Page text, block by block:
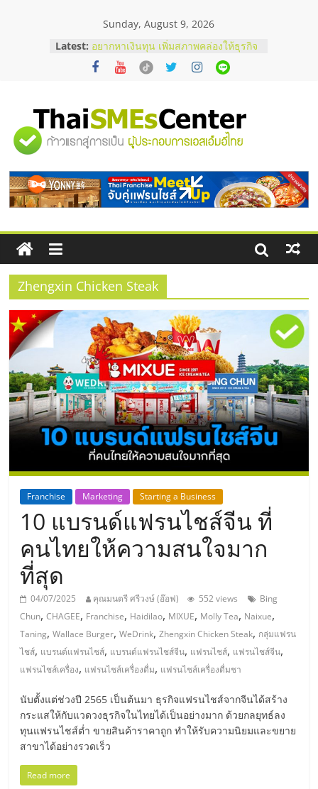
Sunday, August 9, 2026
Latest: บริษัท Cybersecurity ในไทยที่ไหนดี?
วิธีเลือกผู้ให้บริการให้คุ้มค่าและตอบ
โจทย์ธุรกิจ
สัมมนาออนไลน์ โอกาสบริหารสถานี
บริการน้ำมัน Shell
สัมมนาลงทุน แฟรนไชส์ยอนนี่
ไชส์ ครั้งที่ 8
ร้านเครื่องเสียงคุณภาพสูง พร้อม
โซลูชันระบบภาพและเสียง
"ศูนย์
รวม
ข้อมูล
ธุรกิจ
SME
แห่ง
ประเทศไทย,
ThaiSMEsCenter,
รวม
ธุรกิจ
เอ
ส
เอ็
มอี
ไทย,
SMEs,
แฟ
Zhengxin Chicken Steak
Franchise Marketing Starting a Business
10 แบรนด์แฟรนไชส์จีน ที่
คนไทยให้ความสนใจมาก
ที่สุด
04/07/2025 คุณมนตรี ศรีวงษ์ (อ๊อฟ) 552 views
Bing
Chun,CHAGEE, Franchise, Haidilao, MIXUE, Molly Tea, Naixue,
Taning,Wallace Burger,WeDrink,Zhengxin Chicken Steak, กลุ่มแฟรน
ไชส์, แบรนด์แฟรนไชส์, แบรนด์แฟรนไชส์จีน, แฟรนไชส์, แฟรนไชส์จีน,
แฟรนไชส์เครื่อง, แฟรนไชส์เครื่องดื่ม, แฟรนไชส์เครื่องดื่มชา
นับตั้งแต่ช่วงปี 2565 เป็นต้นมา ธุรกิจแฟรนไชส์จากจีนได้สร้าง
กระแสให้กับแวดวงธุรกิจในไทยได้เป็นอย่างมาก ด้วยกลยุทธ์ลง
ทุนแฟรนไชส์ต่ำ ขายสินค้าราคาถูก ทำให้รับความนิยมและขยาย
สาขาได้อย่างรวดเร็ว
Read more